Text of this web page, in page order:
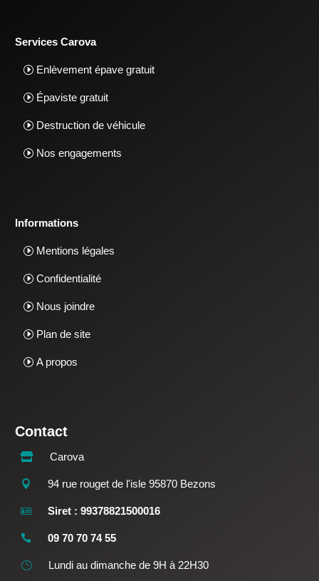
Services Carova
Enlèvement épave gratuit
Épaviste gratuit
Destruction de véhicule
Nos engagements
Informations
Mentions légales
Confidentialité
Nous joindre
Plan de site
A propos
Contact
 Carova
 94 rue rouget de l'isle 95870 Bezons
 Siret : 99378821500016
 09 70 70 74 55
} Lundi au dimanche de 9H à 22H30